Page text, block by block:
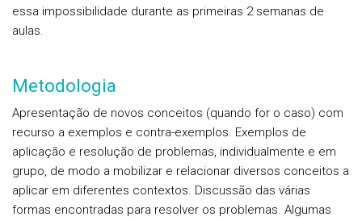
essa impossibilidade durante as primeiras 2 semanas de
aulas.
Metodologia
Apresentação de novos conceitos (quando for o caso) com
recurso a exemplos e contra-exemplos. Exemplos de
aplicação e resolução de problemas, individualmente e em
grupo, de modo a mobilizar e relacionar diversos conceitos a
aplicar em diferentes contextos. Discussão das várias
formas encontradas para resolver os problemas. Algumas